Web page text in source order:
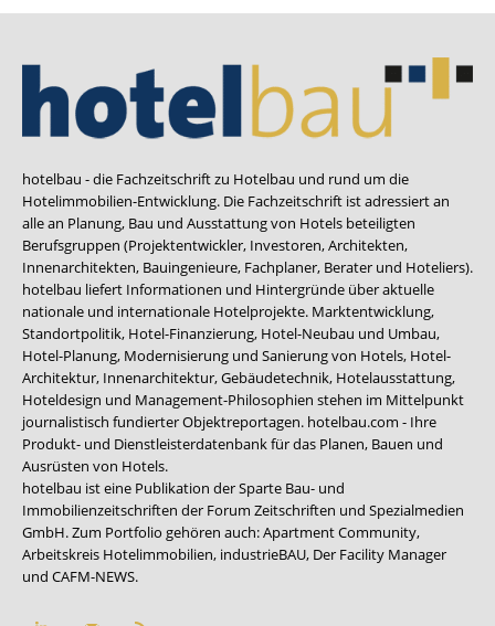
hotelbau - die Fachzeitschrift zu Hotelbau und rund um die
Hotelimmobilien-Entwicklung. Die Fachzeitschrift ist adressiert an
alle an Planung, Bau und Ausstattung von Hotels beteiligten
Berufsgruppen (Projektentwickler, Investoren, Architekten,
Innenarchitekten, Bauingenieure, Fachplaner, Berater und Hoteliers).
hotelbau liefert Informationen und Hintergründe über aktuelle
nationale und internationale Hotelprojekte. Marktentwicklung,
Standortpolitik, Hotel-Finanzierung, Hotel-Neubau und Umbau,
Hotel-Planung, Modernisierung und Sanierung von Hotels, Hotel-
Architektur, Innenarchitektur, Gebäudetechnik, Hotelausstattung,
Hoteldesign und Management-Philosophien stehen im Mittelpunkt
journalistisch fundierter Objektreportagen. hotelbau.com - Ihre
Produkt- und Dienstleisterdatenbank für das Planen, Bauen und
Ausrüsten von Hotels.
hotelbau ist eine Publikation der Sparte Bau- und
Immobilienzeitschriften der Forum Zeitschriften und Spezialmedien
GmbH. Zum Portfolio gehören auch:Apartment Community,
Arbeitskreis Hotelimmobilien, industrieBAU, Der Facility Manager
und CAFM-NEWS.